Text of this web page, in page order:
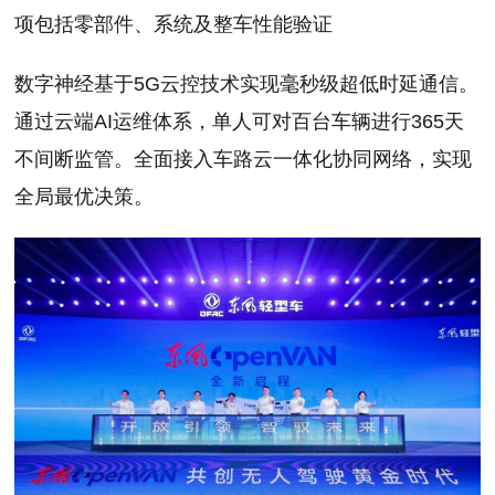
项包括零部件、系统及整车性能验证
数字神经基于5G云控技术实现毫秒级超低时延通信。
通过云端AI运维体系，单人可对百台车辆进行365天
不间断监管。全面接入车路云一体化协同网络，实现
全局最优决策。